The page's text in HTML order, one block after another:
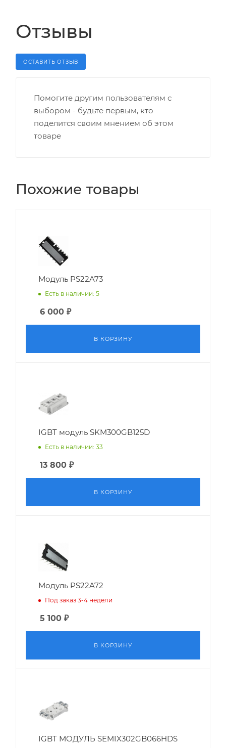
Отзывы
ОСТАВИТЬ ОТЗЫВ
Помогите другим пользователям с
выбором - будьте первым, кто
поделится своим мнением об этом
товаре
Похожие товары
Модуль PS22A73
Есть в наличии: 5
6 000 ₽
В КОРЗИНУ
IGBT модуль SKM300GB125D
Есть в наличии: 33
13 800 ₽
В КОРЗИНУ
Модуль PS22A72
Под заказ 3-4 недели
5 100 ₽
В КОРЗИНУ
IGBT МОДУЛЬ SEMIX302GB066HDS